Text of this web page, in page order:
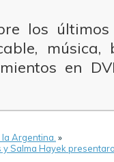
los
música,
en
Argentina. »
Salma Hayek